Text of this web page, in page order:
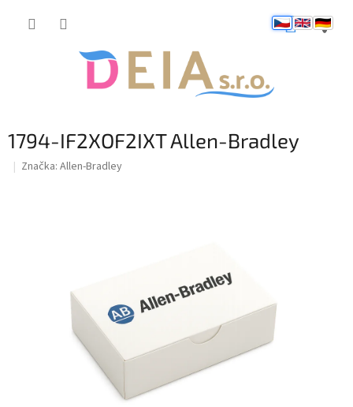
1794-IF2XOF2IXT Allen-Bradley
Značka: Allen-Bradley